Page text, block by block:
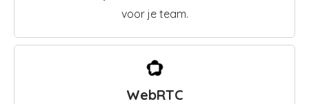
voor je team.
WebRTC